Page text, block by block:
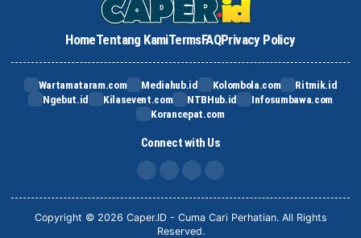
HomeTentang KamiTermsFAQPrivacy Policy
Wartamataram.com Mediahub.id Kolombola.com
Ritmik.id
Ngebut.id
Kilasevent.com NTBHub.id
Infosumbawa.com
Korancepat.com
Connect with Us
FB IG TikTok
Copyright © 2026 Caper.ID - Cuma Cari Perhatian. All Rights
Reserved.